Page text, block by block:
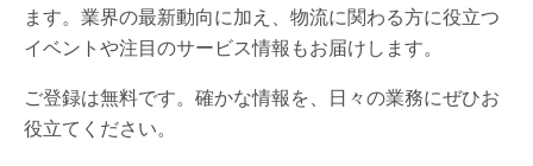
ます。業界の最新動向に加え、物流に関わる方に役立つ
イベントや注目のサービス情報もお届けします。
ご登録は無料です。確かな情報を、日々の業務にぜひお
役立てください。